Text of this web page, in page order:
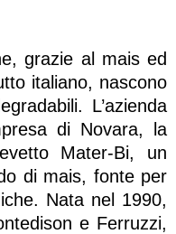
grazie al mais ed
italiano, nascono
L’azienda
di Novara, la
Mater-Bi, un
di mais, fonte per
Nata nel 1990,
e Ferruzzi,